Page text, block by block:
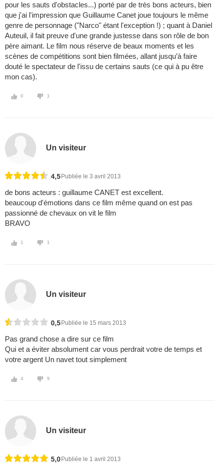
pour les sauts d'obstacles...) porté par de très bons acteurs, bien
que j'ai l'impression que Guillaume Canet joue toujours le même
genre de personnage ("Narco" étant l'exception !) ; quant à Daniel
Auteuil, il fait preuve d'une grande justesse dans son rôle de bon
père aimant. Le film nous réserve de beaux moments et les
scènes de compétitions sont bien filmées, allant jusqu’à faire
douté le spectateur de l'issu de certains sauts (ce qui à pu être
mon cas).
0 1
Un visiteur
4,5 Publiée le 3 avril 2013
de bons acteurs : guillaume CANET est excellent.
beaucoup d'émotions dans ce film même quand on est pas
passionné de chevaux on vit le film
BRAVO
1 1
Un visiteur
0,5 Publiée le 15 mars 2013
Pas grand chose a dire sur ce film
Qui et a éviter absolument car vous perdrait votre de temps et
votre argent Un navet tout simplement
4 9
Un visiteur
5,0 Publiée le 1 avril 2013